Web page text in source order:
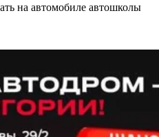
на автомобиле автошколы